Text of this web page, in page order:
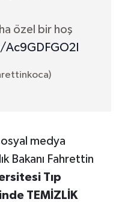
özel bir hoş
medya
Bakanı Fahrettin
Tıp
TEMİZLİK